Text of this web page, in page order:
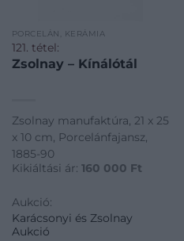
PORCELÁN, KERÁMIA
121. tétel:
Zsolnay – Kínálótál
Zsolnay manufaktúra, 21 x 25
x 10 cm, Porcelánfajansz,
1885-90
Kikiáltási ár: 160 000 Ft
Aukció:
Karácsonyi és Zsolnay
Aukció